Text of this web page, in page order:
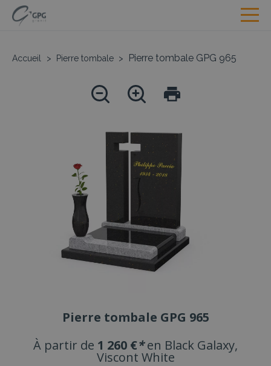
Accueil > Pierre tombale > Pierre tombale GPG 965
Pierre tombale GPG 965
À partir de 1 260 €* en Black Galaxy,
Viscont White